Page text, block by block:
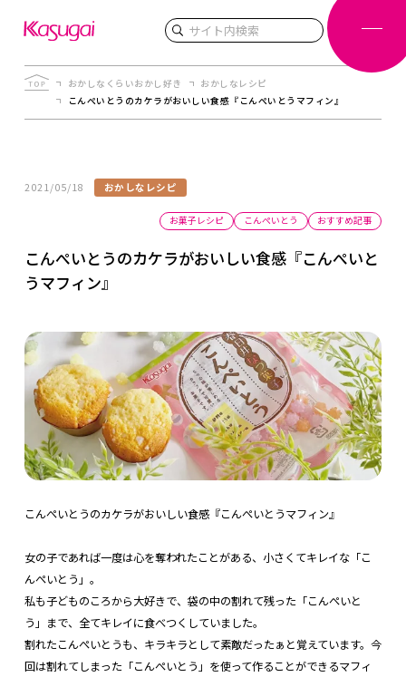
検索
おかしなくらいおかし好き
おかしなレシピ
こんぺいとうのカケラがおいしい食感『こんぺいとうマフィン』
2021/05/18 おかしなレシピ
お菓子レシピ こんぺいとう おすすめ記事
こんぺいとうのカケラがおいしい食感『こんぺいと
うマフィン』
こんぺいとうのカケラがおいしい食感『こんぺいとうマフィン』
女の子であれば一度は心を奪われたことがある、小さくてキレイな「こ
んぺいとう」。
私も子どものころから大好きで、袋の中の割れて残った「こんぺいと
う」まで、全てキレイに食べつくしていました。
割れたこんぺいとうも、キラキラとして素敵だったぁと覚えています。今
回は割れてしまった「こんぺいとう」を使って作ることができるマフィ